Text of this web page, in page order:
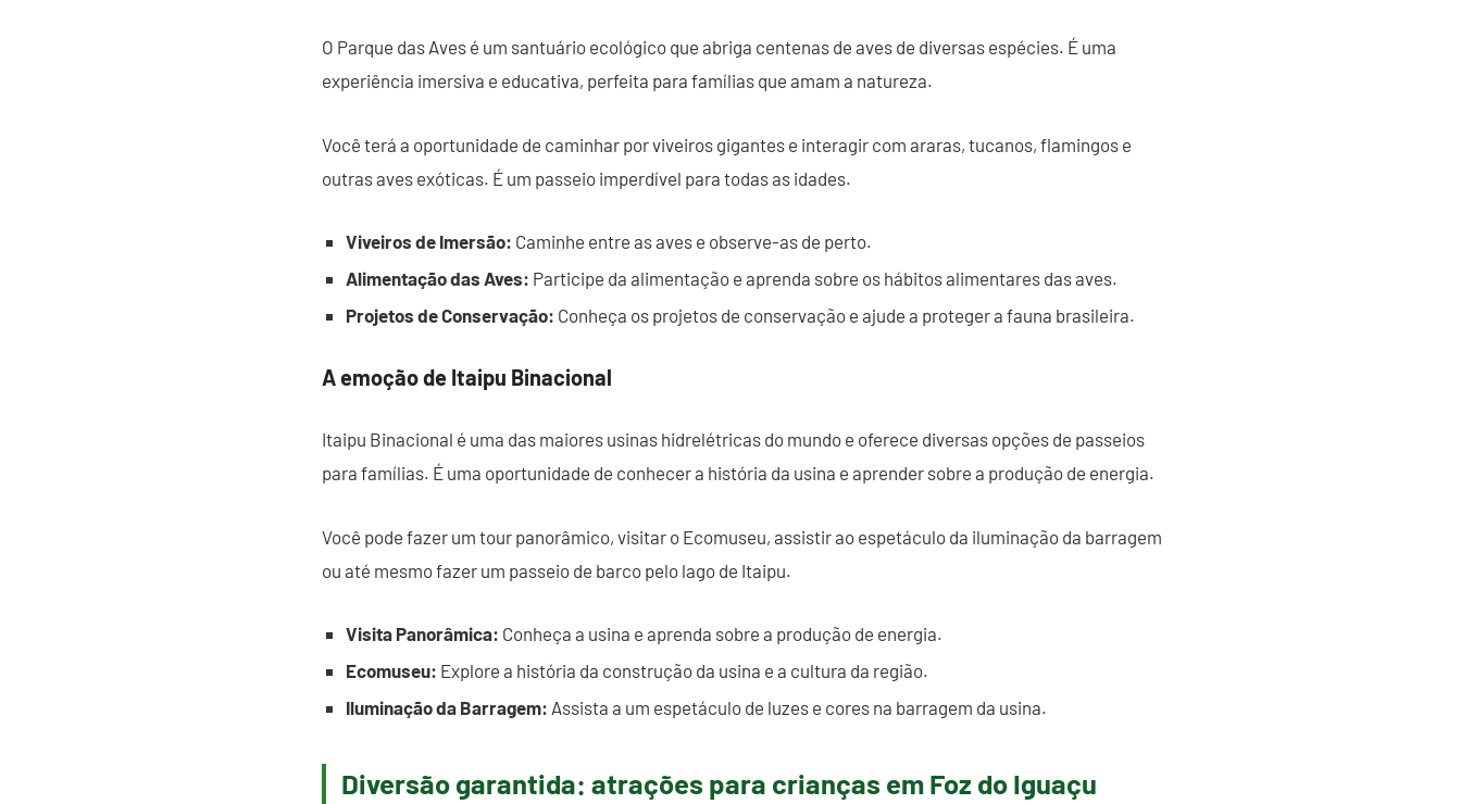
O Parque das Aves é um santuário ecológico que abriga centenas de aves de diversas espécies. É uma
experiência imersiva e educativa, perfeita para famílias que amam a natureza.
Você terá a oportunidade de caminhar por viveiros gigantes e interagir com araras, tucanos, flamingos e
outras aves exóticas. É um passeio imperdível para todas as idades.
Viveiros de Imersão: Caminhe entre as aves e observe-as de perto.
Alimentação das Aves: Participe da alimentação e aprenda sobre os hábitos alimentares das aves.
Projetos de Conservação: Conheça os projetos de conservação e ajude a proteger a fauna brasileira.
A emoção de Itaipu Binacional
Itaipu Binacional é uma das maiores usinas hidrelétricas do mundo e oferece diversas opções de passeios
para famílias. É uma oportunidade de conhecer a história da usina e aprender sobre a produção de energia.
Você pode fazer um tour panorâmico, visitar o Ecomuseu, assistir ao espetáculo da iluminação da barragem
ou até mesmo fazer um passeio de barco pelo lago de Itaipu.
Visita Panorâmica: Conheça a usina e aprenda sobre a produção de energia.
Ecomuseu: Explore a história da construção da usina e a cultura da região.
Iluminação da Barragem: Assista a um espetáculo de luzes e cores na barragem da usina.
Diversão garantida: atrações para crianças em Foz do Iguaçu